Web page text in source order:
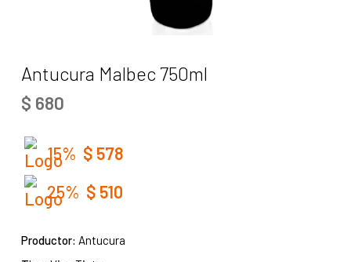
Antucura Malbec 750ml
$ 680
15% $ 578
25% $ 510
Productor: Antucura